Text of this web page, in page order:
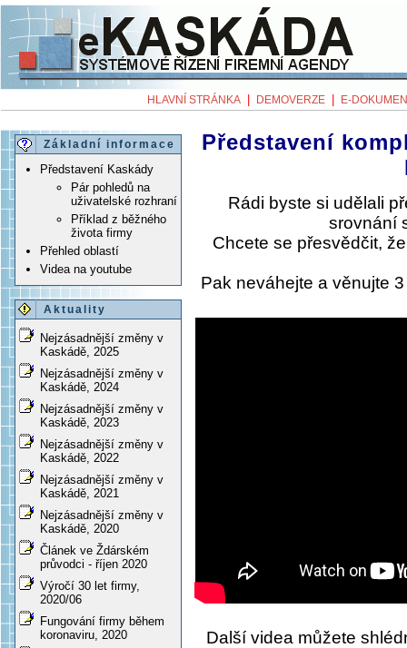
HLAVNÍ STRÁNKA DEMOVERZE E-
Základní informace
Představení Kaskády
Pár pohledů na
uživatelské rozhraní
Příklad z běžného
života firmy
Přehled oblastí
Videa na youtube
Aktuality
Nejzásadnější změny v
Kaskádě, 2025
Nejzásadnější změny v
Kaskádě, 2024
Nejzásadnější změny v
Kaskádě, 2023
Nejzásadnější změny v
Kaskádě, 2022
Nejzásadnější změny v
Kaskádě, 2021
Nejzásadnější změny v
Kaskádě, 2020
Článek ve Ždárském
průvodci - říjen 2020
Výročí 30 let firmy,
2020/06
Fungování firmy během
koronaviru, 2020
Představení
Rádi byste si udělali
srovnání
Chcete se přesvědčit,
Pak neváhejte a věnujte
Další videa můžete